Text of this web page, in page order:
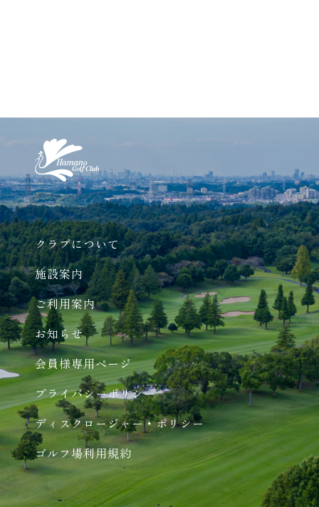
クラブについて
施設案内
ご利用案内
お知らせ
会員様専用ページ
プライバシーポリシー
ディスクロージャー・ポリシー
ゴルフ場利用規約